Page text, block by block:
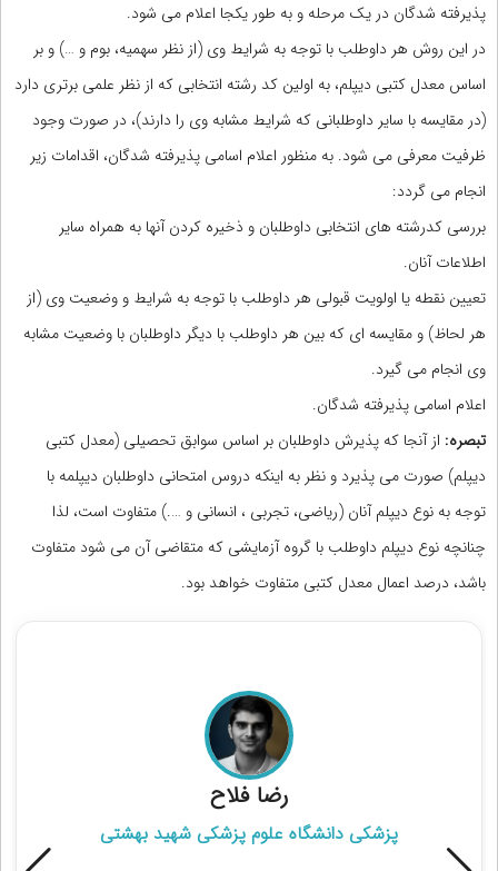
پذیرفته شدگان در یک مرحله و به طور یکجا اعلام می شود.
در این روش هر داوطلب با توجه به شرایط وی (از نظر سهمیه، بوم و …) و بر
اساس معدل کتبی دیپلم، به اولین کد رشته انتخابی که از نظر علمی برتری دارد
(در مقایسه با سایر داوطلبانی که شرایط مشابه وی را دارند)، در صورت وجود
ظرفیت معرفی می شود. به منظور اعلام اسامی پذیرفته شدگان، اقدامات زیر
انجام می گردد:
بررسی کدرشته های انتخابی داوطلبان و ذخیره کردن آنها به همراه سایر
اطلاعات آنان.
تعیین نقطه یا اولویت قبولی هر داوطلب با توجه به شرایط و وضعیت وی (از
هر لحاظ) و مقایسه ای که بین هر داوطلب با دیگر داوطلبان با وضعیت مشابه
وی انجام می گیرد.
اعلام اسامی پذیرفته شدگان.
تبصره: از آنجا که پذیرش داوطلبان بر اساس سوابق تحصیلی (معدل کتبی
دیپلم) صورت می پذیرد و نظر به اینکه دروس امتحانی داوطلبان دیپلمه با
توجه به نوع دیپلم آنان (ریاضی، تجربی ، انسانی و ….) متفاوت است، لذا
چنانچه نوع دیپلم داوطلب با گروه آزمایشی که متقاضی آن می شود متفاوت
باشد، درصد اعمال معدل کتبی متفاوت خواهد بود.
رضا فلاح
پزشکی دانشگاه علوم پزشکی شهید بهشتی